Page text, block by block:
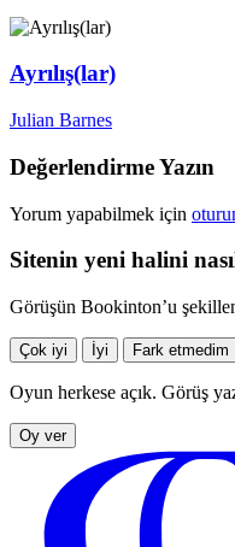
Ayrılış(lar)
Julian Barnes
Değerlendirme Yazın
Yorum yapabilmek için
Sitenin yeni halini
Görüşün Bookinton’u
Çok iyi İyi Fark etmedim
Oyun herkese açık. Görüş
Oy ver